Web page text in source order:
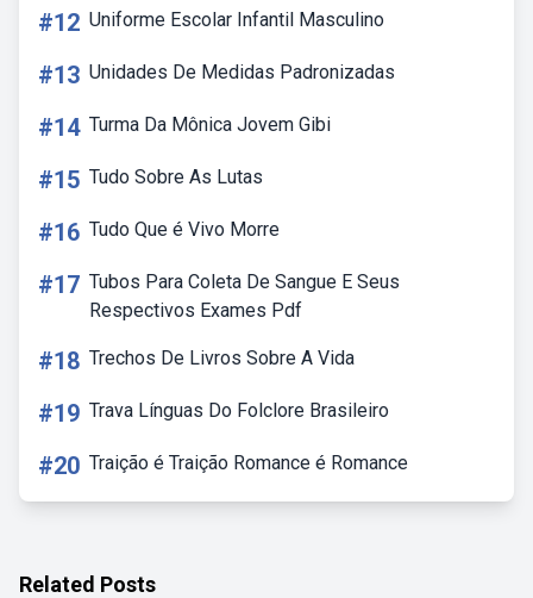
#12 Uniforme Escolar Infantil Masculino
#13 Unidades De Medidas Padronizadas
#14 Turma Da Mônica Jovem Gibi
#15 Tudo Sobre As Lutas
#16 Tudo Que é Vivo Morre
#17 Tubos Para Coleta De Sangue E Seus
Respectivos Exames Pdf
#18 Trechos De Livros Sobre A Vida
#19 Trava Línguas Do Folclore Brasileiro
#20 Traição é Traição Romance é Romance
Related Posts